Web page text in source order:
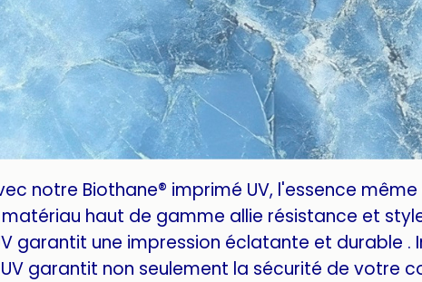
notre Biothane® imprimé UV, l'essence
haut de gamme allie résistance et
garantit une impression éclatante et durable
garantit non seulement la sécurité de votre